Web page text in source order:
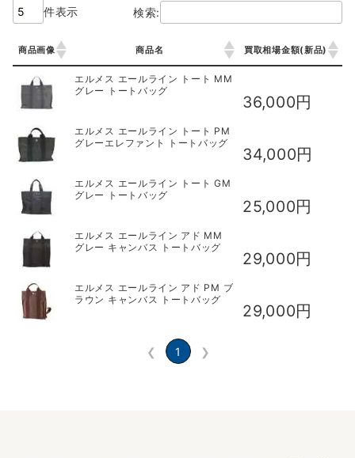
件表示 検索:
商品画像 商品名 買取相場金額(新品)
商品画像 商品名
エルメス エールライン トート MM
グレー トートバッグ
36,000円
エルメス エールライン トート PM
グレーエレファント トートバッグ
34,000円
エルメス エールライン トート GM
グレー トートバッグ
25,000円
エルメス エールライン アド MM
グレー キャンバス トートバッグ
29,000円
エルメス エールライン アド PM ブ
ラウン キャンバス トートバッグ
29,000円
❮ 1 ❯